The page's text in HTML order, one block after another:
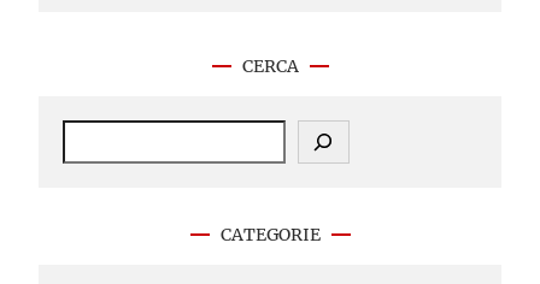
CERCA
S
CATEGORIE